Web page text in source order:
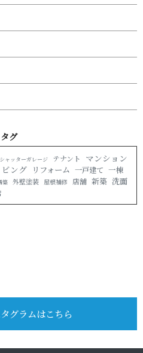
タ グ
シャッターガレージ テナント マンション
ビング リフォーム 一戸建て 一棟
築 外壁塗装 屋根補修 店舗 新築 洗面
グラムはこちら